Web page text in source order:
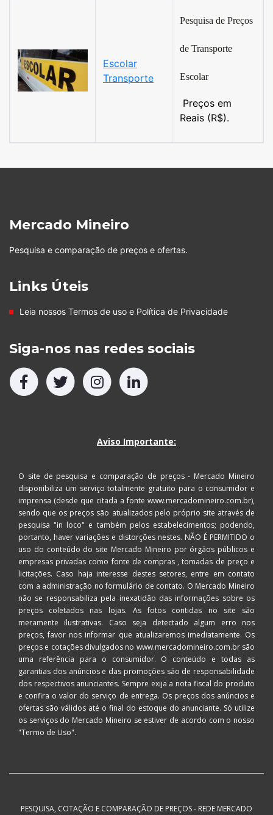
Escolar
Transporte
Pesquisa de Preços
de Transporte
Escolar
Preços em
Reais (R$).
Mercado Mineiro
Pesquisa e comparação de preços e ofertas.
Links Úteis
Leia nossos Termos de uso e Política de Privacidade
Siga-nos nas redes sociais
Aviso Importante:
O site de pesquisa e comparação de preços - Mercado Mineiro
disponibiliza um serviço totalmente gratuito para o consumidor e
imprensa (desde que citada a fonte www.mercadomineiro.com.br),
sendo que os preços são atualizados pelo próprio site através de
pesquisa "in loco" e também pelos estabelecimentos; podendo,
portanto, haver variações e distorções nestes. NÃO É PERMITIDO o
uso do conteúdo do site Mercado Mineiro por órgãos públicos e
empresas privadas como fonte de compras , tomadas de preço e
licitações. Caso haja interesse destes setores, entre em contato
com a administração no formulário de contato. O Mercado Mineiro
não se responsabiliza pela inexatidão das informações sobre os
preços coletados nas lojas. As fotos contidas no site são
meramente ilustrativas. Caso seja detectado algum erro nos
preços, favor nos informar que atualizaremos imediatamente. Os
preços e cotações divulgados no www.mercadomineiro.com.br são
uma referência para o consumidor. O conteúdo e todas as
garantias dos anúncios e das promoções são de responsabilidade
dos respectivos anunciantes. Sempre exija a nota fiscal do produto
e confira o valor do serviço de entrega. Os preços dos anúncios e
ofertas são válidos até o final do estoque do anunciante. Só utilize
os serviços do Mercado Mineiro se estiver de acordo com o nosso
"Termo de Uso".
PESQUISA, COTAÇÃO E COMPARAÇÃO DE PREÇOS - REDE MERCADO